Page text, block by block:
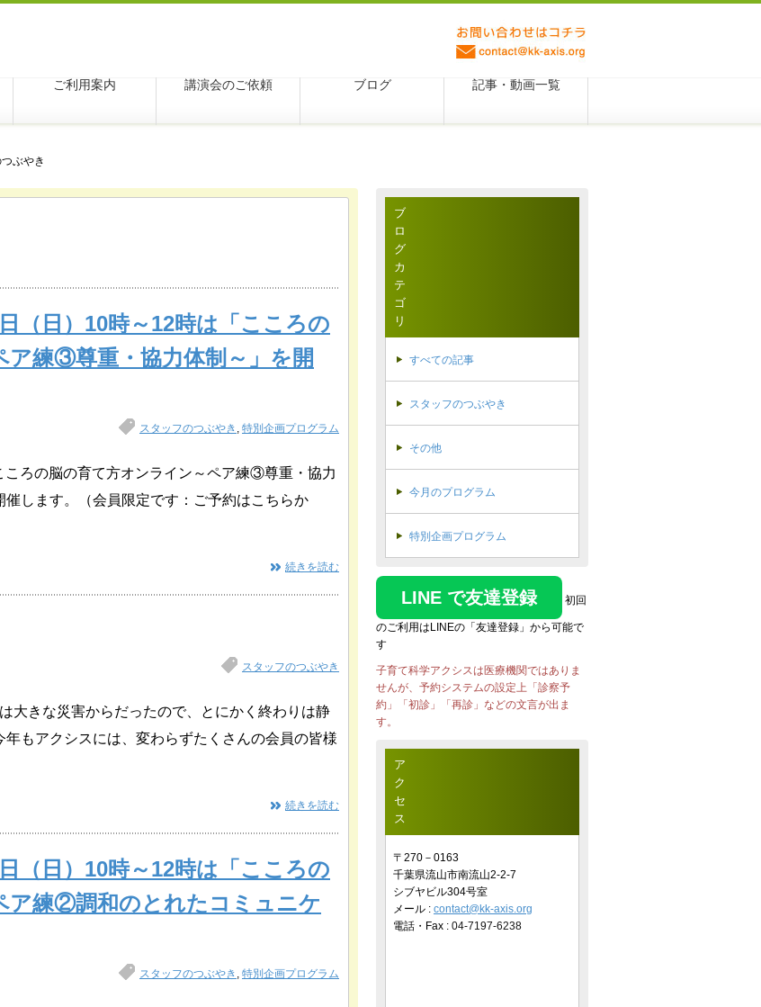
ご利用案内 講演会のご依頼 ブログ 記事・動画一覧
ぶやき
（日）10時～12時は「こころの
ア練③尊重・協力体制～」を開
スタッフのつぶやき , 特別企画プログラム
ろの脳の育て方オンライン～ペア練③尊重・協力
します。（会員限定です：ご予約はこちらか
続きを読む
スタッフのつぶやき
大きな災害からだったので、とにかく終わりは静
もアクシスには、変わらずたくさんの会員の皆様
続きを読む
（日）10時～12時は「こころの
ア練②調和のとれたコミュニケ
スタッフのつぶやき , 特別企画プログラム
ブ
ロ
グ
カ
テ
ゴ
リ
すべての記事
スタッフのつぶやき
その他
今月のプログラム
特別企画プログラム
LINE で友達登録 初回
のご利用はLINEの「友達登録」から可能で
す
子育て科学アクシスは医療機関ではありま
せんが、予約システムの設定上「診察予
約」「初診」「再診」などの文言が出ま
す。
ア
ク
セ
ス
〒270－0163
千葉県流山市南流山2-2-7
シブヤビル304号室
メール : contact@kk-axis.org
電話・Fax : 04-7197-6238